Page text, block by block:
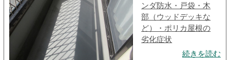
ンダ防水・戸袋・木
部（ウッドデッキな
ど）・ポリカ屋根の
劣化症状
続きを読む